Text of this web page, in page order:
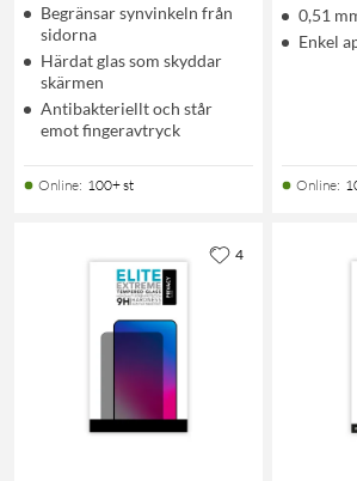
Begränsar synvinkeln från
sidorna
Härdat glas som skyddar
skärmen
Antibakteriellt och står
emot fingeravtryck
Online: 100+ st
0,51
Enkel
Online:
4